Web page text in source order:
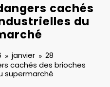
cachés
du
janvier
28
cachés des brioches
supermarché